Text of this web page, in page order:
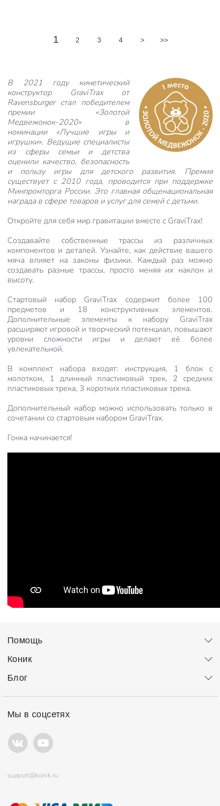
1 2 3 4 > >>
В 2021 году кинетический
конструктор GraviTrax от
Ravensburger стал победителем
премии «Золотой
Медвежонок-2020» в
номинации «Лучшие игры и
игрушки». Ведущие специалисты
из сферы семьи и детства
оценили качество, безопасность
и пользу игры для детского развития. Премия
существует с 2010 года, проводится при поддержке
Минпромторга России. Это главная общенациональная
награда в сфере товаров и услуг для семей с детьми.
Откройте для себя мир гравитации вместе с GraviTrax!
Создавайте собственные трассы из различных
компонентов и деталей. Узнайте, как действие вашего
мяча влияет на законы физики. Каждый раз можно
создавать разные трассы, просто меняя их наклон и
высоту.
Стартовый набор GraviTrax содержит более 100
предметов и 18 конструктивных элементов.
Дополнительные элементы к набору GraviTrax
расширяют игровой и творческий потенциал, повышают
уровни сложности игры и делают её более
увлекательной.
В комплект набора входят: инструкция, 1 блок с
молотком, 1 длинный пластиковый трек, 2 средних
пластиковых трека, 3 коротких пластиковых трека.
Дополнительный набор можно использовать только в
сочетании со стартовым набором GraviTrax.
Гонка начинается!
Помощь
Коник
Блог
Мы в соцсетях
support@konik.ru